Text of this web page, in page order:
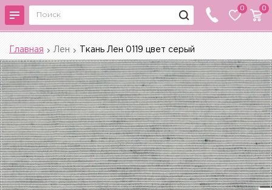
0 0
Главная Лен Ткань Лен 0119 цвет серый